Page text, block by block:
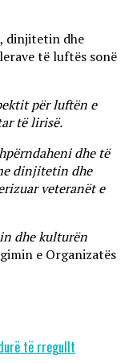
dinjitetin dhe
të luftës sonë
për luftën e
të lirisë.
dhe të
dinjitetin dhe
veteranët e
dhe kulturën
e Organizatës
të rregullt